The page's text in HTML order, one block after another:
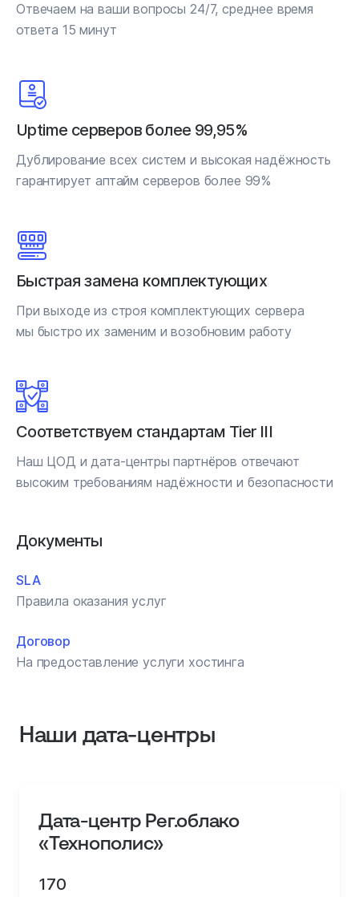
Отвечаем на ваши вопросы 24/7, среднее время
ответа 15 минут
Uptime серверов более 99,95%
Дублирование всех систем и высокая надёжность
гарантирует аптайм серверов более 99%
Быстрая замена комплектующих
При выходе из строя комплектующих сервера
мы быстро их заменим и возобновим работу
Соответствуем стандартам Tier III
Наш ЦОД и дата-центры партнёров отвечают
высоким требованиям надёжности и безопасности
Документы
SLA
Правила оказания услуг
Договор
На предоставление услуги хостинга
Наши дата‑центры
Дата-центр Рег.облако
«Технополис»
170